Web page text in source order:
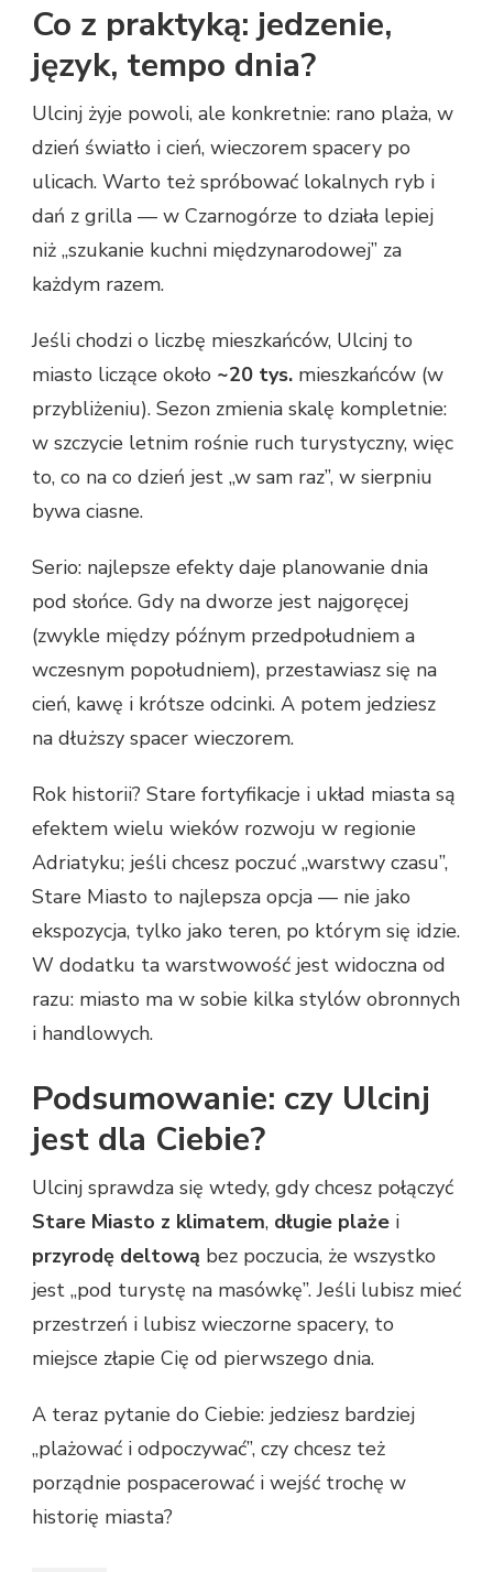
Co z praktyką: jedzenie,
język, tempo dnia?
Ulcinj żyje powoli, ale konkretnie: rano plaża, w
dzień światło i cień, wieczorem spacery po
ulicach. Warto też spróbować lokalnych ryb i
dań z grilla — w Czarnogórze to działa lepiej
niż „szukanie kuchni międzynarodowej” za
każdym razem.
Jeśli chodzi o liczbę mieszkańców, Ulcinj to
miasto liczące około ~20 tys. mieszkańców (w
przybliżeniu). Sezon zmienia skalę kompletnie:
w szczycie letnim rośnie ruch turystyczny, więc
to, co na co dzień jest „w sam raz”, w sierpniu
bywa ciasne.
Serio: najlepsze efekty daje planowanie dnia
pod słońce. Gdy na dworze jest najgoręcej
(zwykle między późnym przedpołudniem a
wczesnym popołudniem), przestawiasz się na
cień, kawę i krótsze odcinki. A potem jedziesz
na dłuższy spacer wieczorem.
Rok historii? Stare fortyfikacje i układ miasta są
efektem wielu wieków rozwoju w regionie
Adriatyku; jeśli chcesz poczuć „warstwy czasu”,
Stare Miasto to najlepsza opcja — nie jako
ekspozycja, tylko jako teren, po którym się idzie.
W dodatku ta warstwowość jest widoczna od
razu: miasto ma w sobie kilka stylów obronnych
i handlowych.
Podsumowanie: czy Ulcinj
jest dla Ciebie?
Ulcinj sprawdza się wtedy, gdy chcesz połączyć
Stare Miasto z klimatem, długie plaże i
przyrodę deltową bez poczucia, że wszystko
jest „pod turystę na masówkę”. Jeśli lubisz mieć
przestrzeń i lubisz wieczorne spacery, to
miejsce złapie Cię od pierwszego dnia.
A teraz pytanie do Ciebie: jedziesz bardziej
„plażować i odpoczywać”, czy chcesz też
porządnie pospacerować i wejść trochę w
historię miasta?